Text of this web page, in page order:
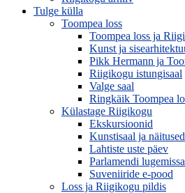
Tulge külla
Toompea loss
Toompea loss ja
Kunst ja
Pikk Hermann ja
Riigikogu istungisaal
Valge saal
Ringkäik Toompea
Külastage Riigikogu
Ekskursioonid
Kunstisaal ja näitused
Lahtiste uste päev
Parlamendi
Suveniiride e-pood
Loss ja Riigikogu pildis